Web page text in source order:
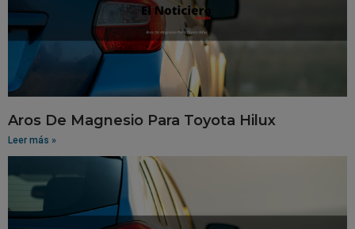
Aros De Magnesio Para Toyota Hilux
Leer más »